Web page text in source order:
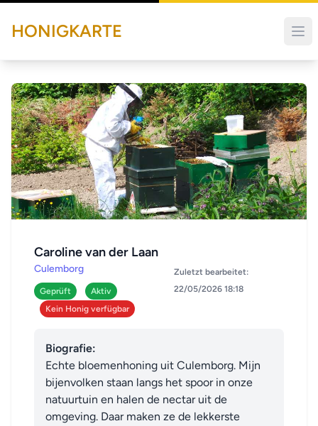
HONIGKARTE
Caroline van der Laan
Culemborg
Geprüft
Aktiv
Kein Honig verfügbar
Zuletzt bearbeitet:
22/05/2026 18:18
Biografie:
Echte bloemenhoning uit Culemborg. Mijn
bijenvolken staan langs het spoor in onze
natuurtuin en halen de nectar uit de
omgeving. Daar maken ze de lekkerste